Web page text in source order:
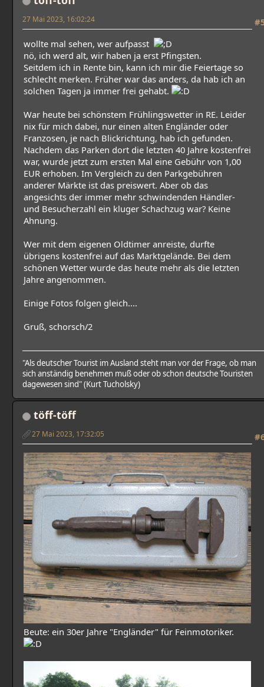
27 Mai 2023, 16:02:24
wollte mal sehen, wer aufpasst
nö, ich werd alt, wir haben ja erst Pfingsten.
Seitdem ich in Rente bin, kann ich mir die Feiertage so
schlecht merken. Früher war das anders, da hab ich an
solchen Tagen ja immer frei gehabt.
War heute bei schönstem Frühlingswetter in RE. Leider
nix für mich dabei, nur einen alten Engländer oder
Franzosen, je nach Blickrichtung, hab ich gefunden.
Nachdem das Parken dort die letzten 40 Jahre kostenfrei
war, wurde jetzt zum ersten Mal eine Gebühr von 1,00
EUR erhoben. Im Vergleich zu den Parkgebühren
anderer Märkte ist das preiswert. Aber ob das
angesichts der immer mehr schwindenden Händler-
und Besucherzahl ein kluger Schachzug war? Keine
Ahnung.
Wer mit dem eigenen Oldtimer anreiste, durfte
übrigens kostenfrei auf das Marktgelände. Bei dem
schönen Wetter wurde das heute mehr als die letzten
Jahre angenommen.
Einige Fotos folgen gleich....
Gruß, schorsch/2
"Als deutscher Tourist im Ausland steht man vor der Frage, ob man
sich anständig benehmen muß oder ob schon deutsche Touristen
dagewesen sind" (Kurt Tucholsky)
töff-töff
27 Mai 2023, 17:32:05
Beute: ein 30er Jahre "Engländer" für Feinmotoriker.